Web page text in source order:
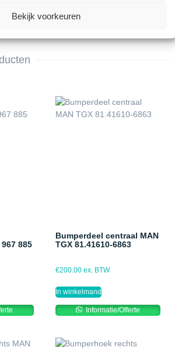
Bekijk voorkeuren
885
Bumperdeel centraal MAN
TGX 81.41610-6863
€200.00 ex. BTW
In winkelmand
Informatie/Offerte